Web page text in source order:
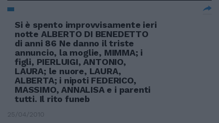
Si è spento improvvisamente ieri
notte ALBERTO DI BENEDETTO
di anni 86 Ne danno il triste
annuncio, la moglie, MIMMA; i
figli, PIERLUIGI, ANTONIO,
LAURA; le nuore, LAURA,
ALBERTA; i nipoti FEDERICO,
MASSIMO, ANNALISA e i parenti
tutti. Il rito funeb
25/04/2010